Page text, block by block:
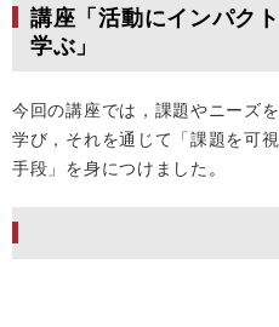
講座「活動にインパク
学ぶ」
今回の講座では，課題やニーズ
学び，それを通じて「課題を可
手段」を身につけました 。